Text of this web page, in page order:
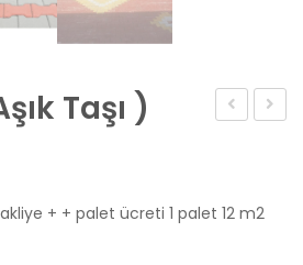
Taşı )
+ + palet ücreti 1 palet 12 m2